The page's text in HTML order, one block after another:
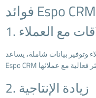
فوائد Espo CRM
مع العملاء
وتوفير بيانات شاملة، يساعد
2. زيادة الإنتاجية